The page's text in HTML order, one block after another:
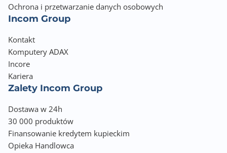
Ochrona i przetwarzanie danych osobowych
Incom Group
Kontakt
Komputery ADAX
Incore
Kariera
Zalety Incom Group
Dostawa w 24h
30 000 produktów
Finansowanie kredytem kupieckim
Opieka Handlowca